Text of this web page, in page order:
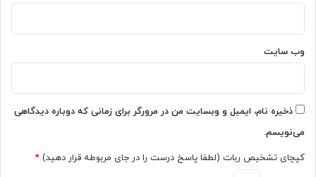
8
p
م
ع
ف
ی
وب‌ سایت
ذخیره نام، ایمیل و وبسایت من در مرورگر برای زمانی که دوباره دیدگاهی
می‌نویسم.
کپچای تشخیص ربات (لطفا پاسخ درست را در جای مربوطه قرار دهید) *